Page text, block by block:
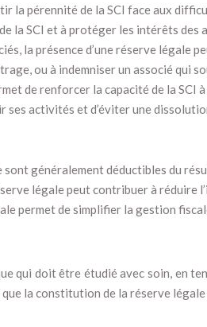
la pérennité de la SCI face aux
la SCI et à protéger les intérêts des
la présence d’une réserve
ou à indemniser un associé qui
de renforcer la capacité de la SCI
ses activités et d’éviter une
généralement déductibles du
légale peut contribuer à réduire
permet de simplifier la gestion
qui doit être étudié avec soin, en
la constitution de la réserve